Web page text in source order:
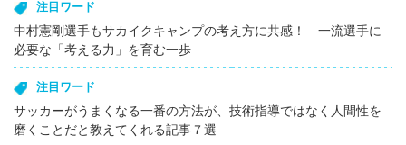
注目ワード
中村憲剛選手もサカイクキャンプの考え方に共感！ 一流選手に
必要な「考える力」を育む一歩
注目ワード
サッカーがうまくなる一番の方法が、技術指導ではなく人間性を
磨くことだと教えてくれる記事７選